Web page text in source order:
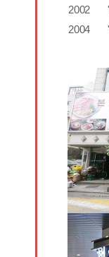
2002
2004